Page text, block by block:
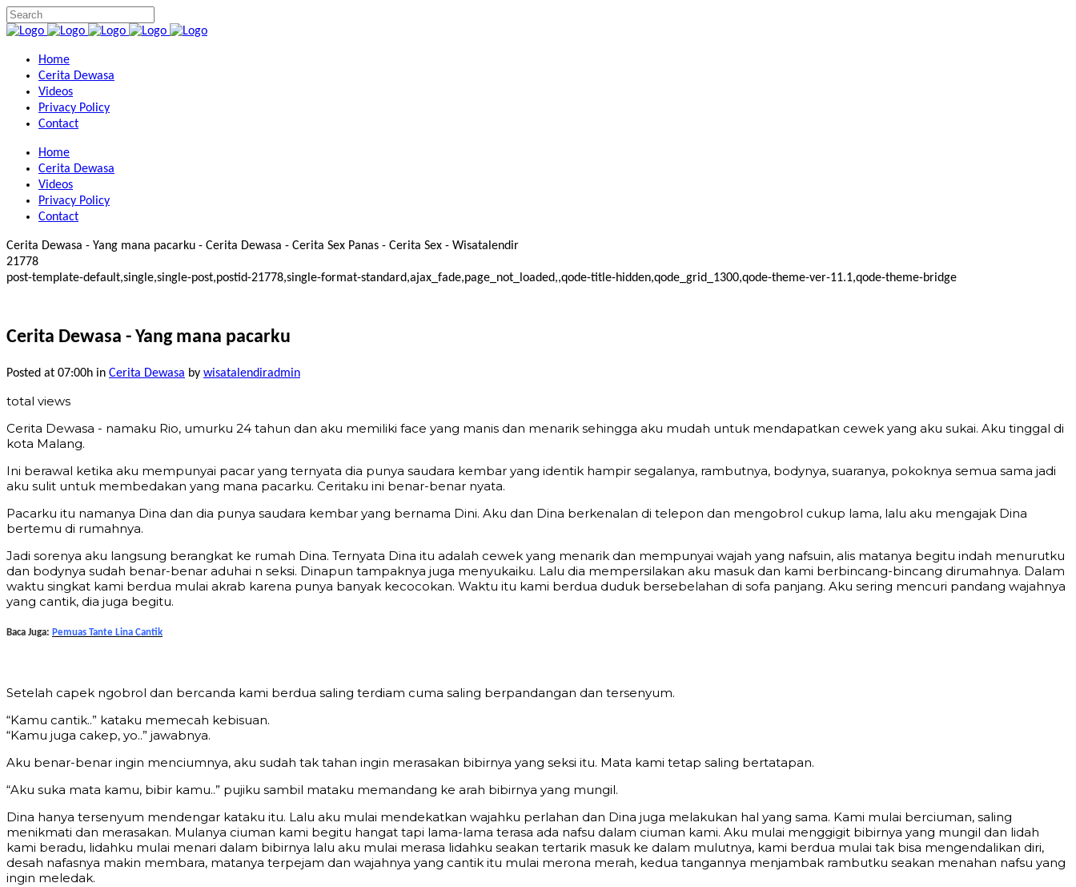
Home
Cerita Dewasa
Videos
Privacy Policy
Contact
Home
Cerita Dewasa
Videos
Privacy Policy
Contact
Cerita Dewasa - Yang mana pacarku - Cerita Dewasa - Cerita Sex Panas - Cerita Sex - Wisatalendir
21778
post-template-default,single,single-post,postid-21778,single-format-standard,ajax_fade,page_not_loaded,,qode-title-hidden,qode_grid_1300,qode-theme-ver-11.1,qode-theme-bridge
Cerita Dewasa - Yang mana pacarku
Posted at 07:00h in Cerita Dewasa by wisatalendiradmin
total views
Cerita Dewasa - namaku Rio, umurku 24 tahun dan aku memiliki face yang manis dan menarik sehingga aku mudah untuk mendapatkan cewek yang aku sukai. Aku tinggal di
kota Malang.
Ini berawal ketika aku mempunyai pacar yang ternyata dia punya saudara kembar yang identik hampir segalanya, rambutnya, bodynya, suaranya, pokoknya semua sama jadi
aku sulit untuk membedakan yang mana pacarku. Ceritaku ini benar-benar nyata.
Pacarku itu namanya Dina dan dia punya saudara kembar yang bernama Dini. Aku dan Dina berkenalan di telepon dan mengobrol cukup lama, lalu aku mengajak Dina
bertemu di rumahnya.
Jadi sorenya aku langsung berangkat ke rumah Dina. Ternyata Dina itu adalah cewek yang menarik dan mempunyai wajah yang nafsuin, alis matanya begitu indah menurutku
dan bodynya sudah benar-benar aduhai n seksi. Dinapun tampaknya juga menyukaiku. Lalu dia mempersilakan aku masuk dan kami berbincang-bincang dirumahnya. Dalam
waktu singkat kami berdua mulai akrab karena punya banyak kecocokan. Waktu itu kami berdua duduk bersebelahan di sofa panjang. Aku sering mencuri pandang wajahnya
yang cantik, dia juga begitu.
Baca Juga: Pemuas Tante Lina Cantik
Setelah capek ngobrol dan bercanda kami berdua saling terdiam cuma saling berpandangan dan tersenyum.
“Kamu cantik..” kataku memecah kebisuan.
“Kamu juga cakep, yo..” jawabnya.
Aku benar-benar ingin menciumnya, aku sudah tak tahan ingin merasakan bibirnya yang seksi itu. Mata kami tetap saling bertatapan.
“Aku suka mata kamu, bibir kamu..” pujiku sambil mataku memandang ke arah bibirnya yang mungil.
Dina hanya tersenyum mendengar kataku itu. Lalu aku mulai mendekatkan wajahku perlahan dan Dina juga melakukan hal yang sama. Kami mulai berciuman, saling
menikmati dan merasakan. Mulanya ciuman kami begitu hangat tapi lama-lama terasa ada nafsu dalam ciuman kami. Aku mulai menggigit bibirnya yang mungil dan lidah
kami beradu, lidahku mulai menari dalam bibirnya lalu aku mulai merasa lidahku seakan tertarik masuk ke dalam mulutnya, kami berdua mulai tak bisa mengendalikan diri,
desah nafasnya makin membara, matanya terpejam dan wajahnya yang cantik itu mulai merona merah, kedua tangannya menjambak rambutku seakan menahan nafsu yang
ingin meledak.